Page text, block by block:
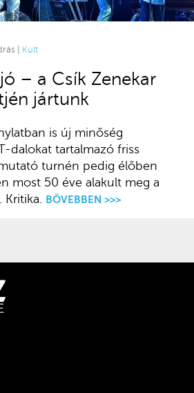
| Kult
– a Csík Zenekar
jártunk
is új minőség
dalokat tartalmazó friss
turnén pedig élőben
most 50 éve alakult meg a
Kritika. BŐVEBBEN >>>